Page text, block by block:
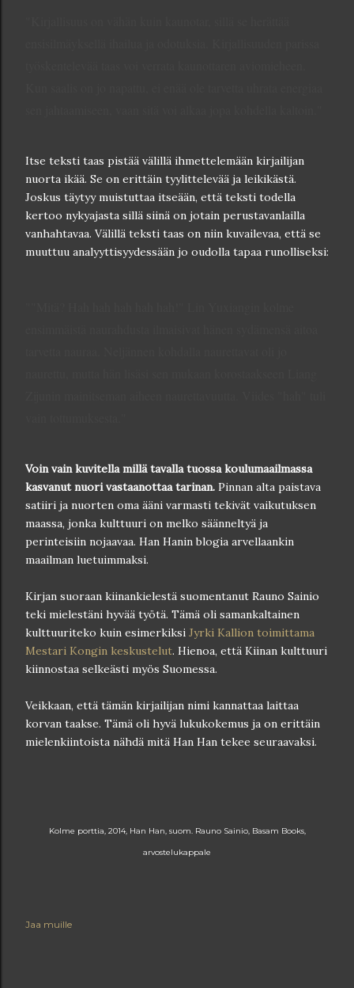
Itse teksti taas pistää välillä ihmettelemään kirjailijan
nuorta ikää. Se on erittäin tyylittelevää ja leikikästä.
Joskus täytyy muistuttaa itseään, että teksti todella
kertoo nykyajasta sillä siinä on jotain perustavanlailla
vanhahtavaa. Välillä teksti taas on niin kuvailevaa, että se
muuttuu analyyttisyydessään jo oudolla tapaa runolliseksi:
Voin vain kuvitella millä tavalla tuossa koulumaailmassa
kasvanut nuori vastaanottaa tarinan. Pinnan alta paistava
satiiri ja nuorten oma ääni varmasti tekivät vaikutuksen
maassa, jonka kulttuuri on melko säänneltyä ja
perinteisiin nojaavaa. Han Hanin blogia arvellaankin
maailman luetuimmaksi.
Kirjan suoraan kiinankielestä suomentanut Rauno Sainio
teki mielestäni hyvää työtä. Tämä oli samankaltainen
kulttuuriteko kuin esimerkiksi Jyrki Kallion toimittama
Mestari Kongin keskustelut. Hienoa, että Kiinan kulttuuri
kiinnostaa selkeästi myös Suomessa.
Veikkaan, että tämän kirjailijan nimi kannattaa laittaa
korvan taakse. Tämä oli hyvä lukukokemus ja on erittäin
mielenkiintoista nähdä mitä Han Han tekee seuraavaksi.
Kolme porttia, 2014, Han Han, suom. Rauno Sainio, Basam Books,
arvostelukappale
Jaa muille